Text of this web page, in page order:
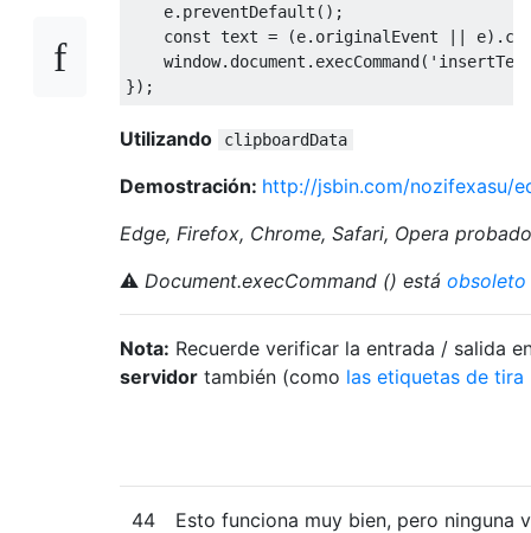
    e
. preventDefault ();
const text = (e. originalEvent || e).
    window
. document . execCommand(
});
Utilizando clipboardData
Demostración: http://jsbin.com/nozifexasu/
Edge, Firefox, Chrome, Safari, Opera
⚠ Document.execCommand () está obsoleto
Nota: Recuerde verificar la entrada / salida
servidor también (como las etiquetas de tira
44
Esto funciona muy bien, pero ninguna